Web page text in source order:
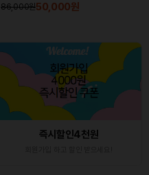
86,000원50,000원
즉시할인4천원